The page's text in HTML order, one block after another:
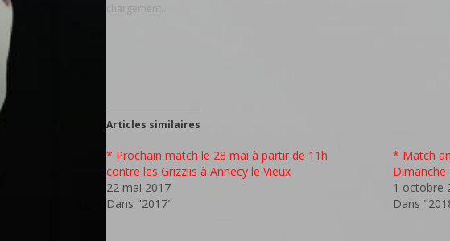
chargement…
Articles similaires
* Prochain match le 28 mai à partir de 11h
contre les Grizzlis à Annecy le Vieux
22 mai 2017
Dans "2017"
* Match
Dimanche
1 octobre
Dans